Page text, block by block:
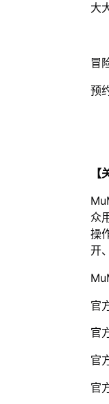
大
预
【
众
操
开
官
官
官
官